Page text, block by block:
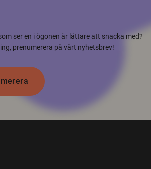
ser en i ögonen är lättare att snacka med?
prenumerera på vårt nyhetsbrev!